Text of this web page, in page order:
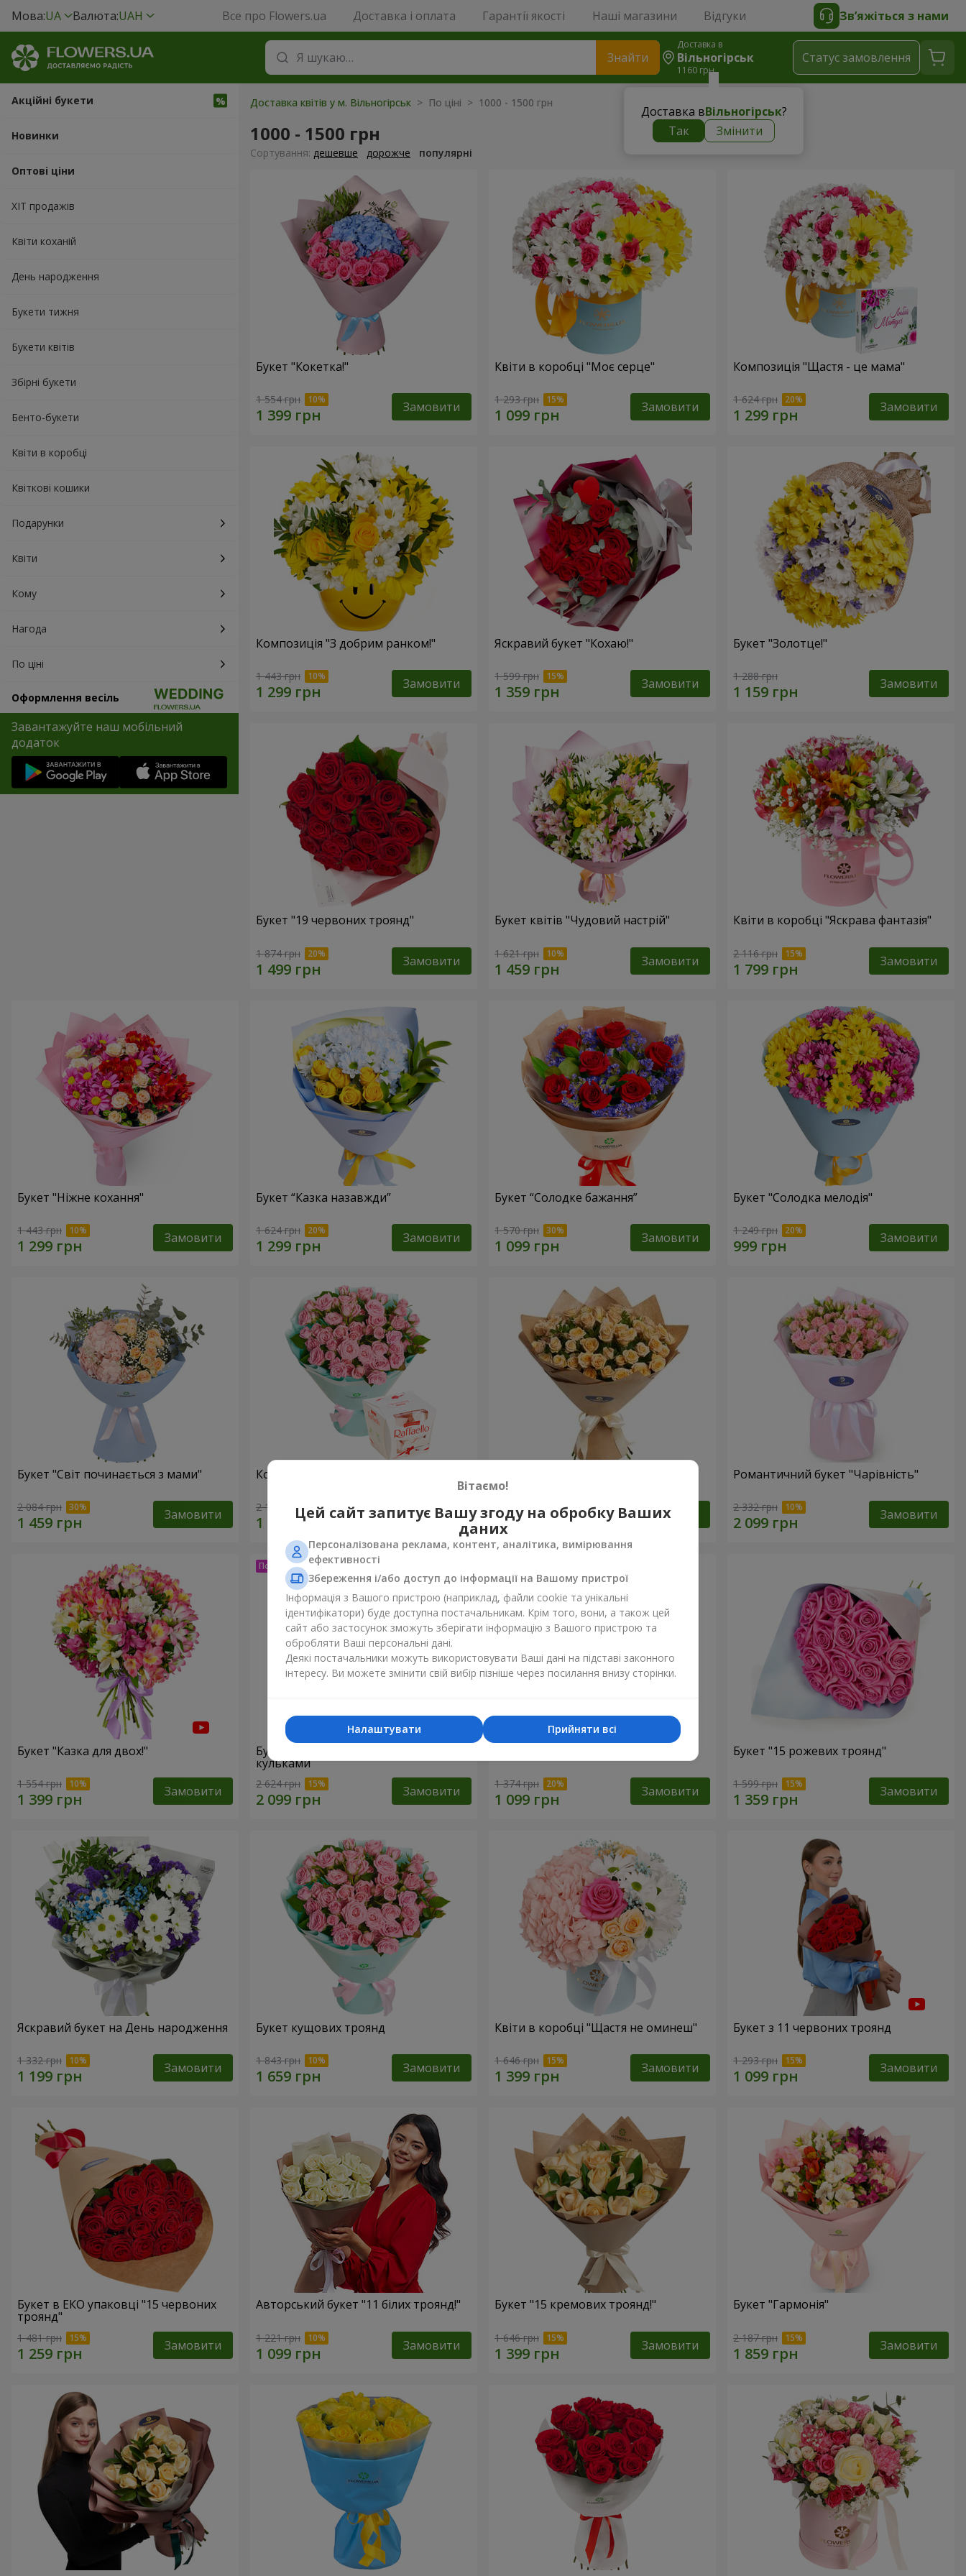
Мова:UA Валюта:UAH Все про Flowers.ua Доставка і оплата Гарантії якості Наші магазини Відгуки Зв’яжіться з нами
Знайти
Доставка в
Вільногірськ
1160 грн
Доставка вВільногірськ?
Так
Змінити
Статус замовлення
Акційні букети
Новинки
Оптові ціни
ХІТ продажів
Квіти коханій
День народження
Букети тижня
Букети квітів
Збірні букети
Бенто-букети
Квіти в коробці
Квіткові кошики
Подарунки
Квіти
Кому
Нагода
По ціні
Оформлення весіль
Завантажуйте наш мобільний
додаток
Доставка квітів у м. Вільногірськ > По ціні > 1000 - 1500 грн
1000 - 1500 грн
Сортування: дешевше дорожче популярні
Букет "Кокетка!"
1 554 грн Замовити
Квіти в коробці "Моє серце"
1 293 грн Замовити
Композиція "Щастя - це мама"
1 624 грн Замовити
Композиція "З добрим ранком!"
1 443 грн Замовити
Яскравий букет "Кохаю!"
1 599 грн Замовити
Букет "Золотце!"
1 288 грн Замовити
Букет "19 червоних троянд"
1 874 грн Замовити
Букет квітів "Чудовий настрій"
1 621 грн Замовити
Квіти в коробці "Яскрава фантазія"
2 116 грн Замовити
Букет "Ніжне кохання"
1 443 грн Замовити
Букет “Казка назавжди”
1 624 грн Замовити
Букет “Солодке бажання”
1 570 грн Замовити
Букет "Солодка мелодія"
1 249 грн Замовити
Букет "Світ починається з мами"
2 084 грн Замовити
Композиція "Балада про маму"
2 199 грн Замовити 1 954 грн Замовити
Романтичний букет "Чарівність"
2 332 грн Замовити
Букет "Казка для двох!"
1 554 грн Замовити
Букет "Чарівність" з повітряними
кульками
2 624 грн Замовити 1 374 грн Замовити
Букет "15 рожевих троянд"
1 599 грн Замовити
Яскравий букет на День народження
1 332 грн Замовити
Букет кущових троянд
1 843 грн Замовити
Квіти в коробці "Щастя не оминеш"
1 646 грн Замовити
Букет з 11 червоних троянд
1 293 грн Замовити
Букет в ЕКО упаковці "15 червоних
троянд"
1 481 грн Замовити
Авторський букет "11 білих троянд!"
1 221 грн Замовити
Букет "15 кремових троянд!"
1 646 грн Замовити
Букет "Гармонія"
2 187 грн Замовити
Вітаємо!
Цей сайт запитує Вашу згоду на обробку Ваших
даних
Персоналізована реклама, контент, аналітика, вимірювання
ефективності
Збереження і/або доступ до інформації на Вашому пристрої
Інформація з Вашого пристрою (наприклад, файли cookie та унікальні
ідентифікатори) буде доступна постачальникам. Крім того, вони, а також цей
сайт або застосунок зможуть зберігати інформацію з Вашого пристрою та
обробляти Ваші персональні дані.
Деякі постачальники можуть використовувати Ваші дані на підставі законного
інтересу. Ви можете змінити свій вибір пізніше через посилання внизу сторінки.
Прийняти всі
Налаштувати